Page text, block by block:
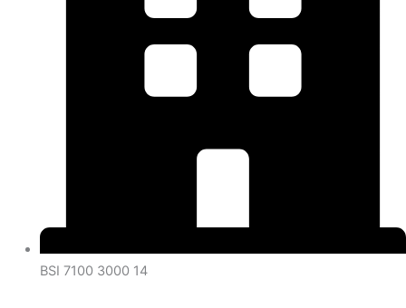
BSI 7100 3000 14